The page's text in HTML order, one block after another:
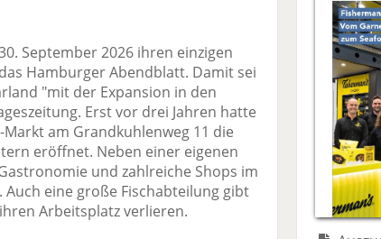
ac
e
b
o
o
k
te
il
e
er
n
n
k
e
di
n
te
il
e
m
ai
v
er
se
n
d
n
September 2026 ihren einzigen
Hamburger Abendblatt. Damit sei
"mit der Expansion in den
Erst vor drei Jahren hatte
am Grandkuhlenweg 11 die
eröffnet. Neben einer eigenen
und zahlreiche Shops im
Auch eine große Fischabteilung gibt
Arbeitsplatz verlieren.